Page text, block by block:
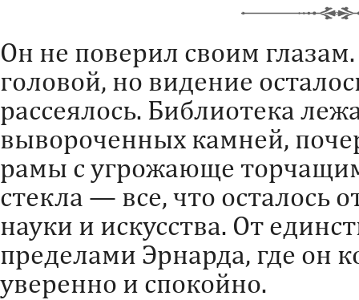
Он не поверил своим
головой, но видение
рассеялось. Библиотека
вывороченных камней,
рамы с угрожающе
стекла — все, что осталось
науки и искусства. От
пределами Эрнарда, где он
уверенно и спокойно.